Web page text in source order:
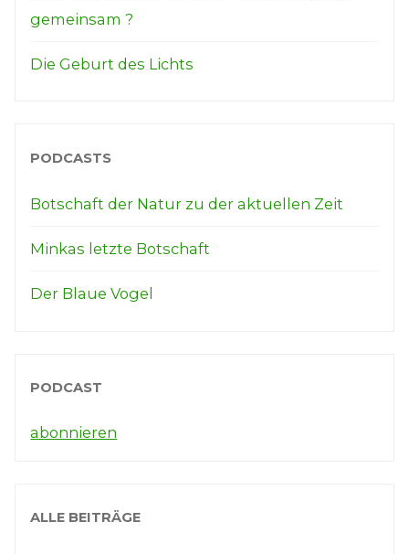
gemeinsam ?
Die Geburt des Lichts
PODCASTS
Botschaft der Natur zu der aktuellen Zeit
Minkas letzte Botschaft
Der Blaue Vogel
PODCAST
abonnieren
ALLE BEITRÄGE